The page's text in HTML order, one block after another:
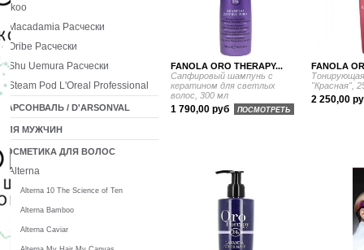
FANOLA ORO THERAPY...
Сапфировый шампунь с
кератином для светлых
волос, 300 мл
1 790,00 руб ПОСМОТРЕТЬ
FANOLA
"Красная",
2 250,00
Ikoo
Macadamia Расчески
Oribe Расчески
Shu Uemura Расчески
Steam Pod L'Oreal Professional
ДАРСОНВАЛЬ / D'ARSONVAL
ДЛЯ МУЖЧИН
КОСМЕТИКА ДЛЯ ВОЛОС
Alterna
Alterna 10 The Science of Ten
Alterna Bamboo
Alterna Caviar